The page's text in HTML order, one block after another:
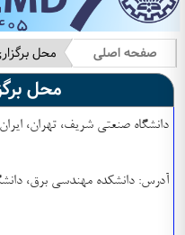
صفحه اصلی محل
محل
آدرس: دانشکده مهندسی برق،